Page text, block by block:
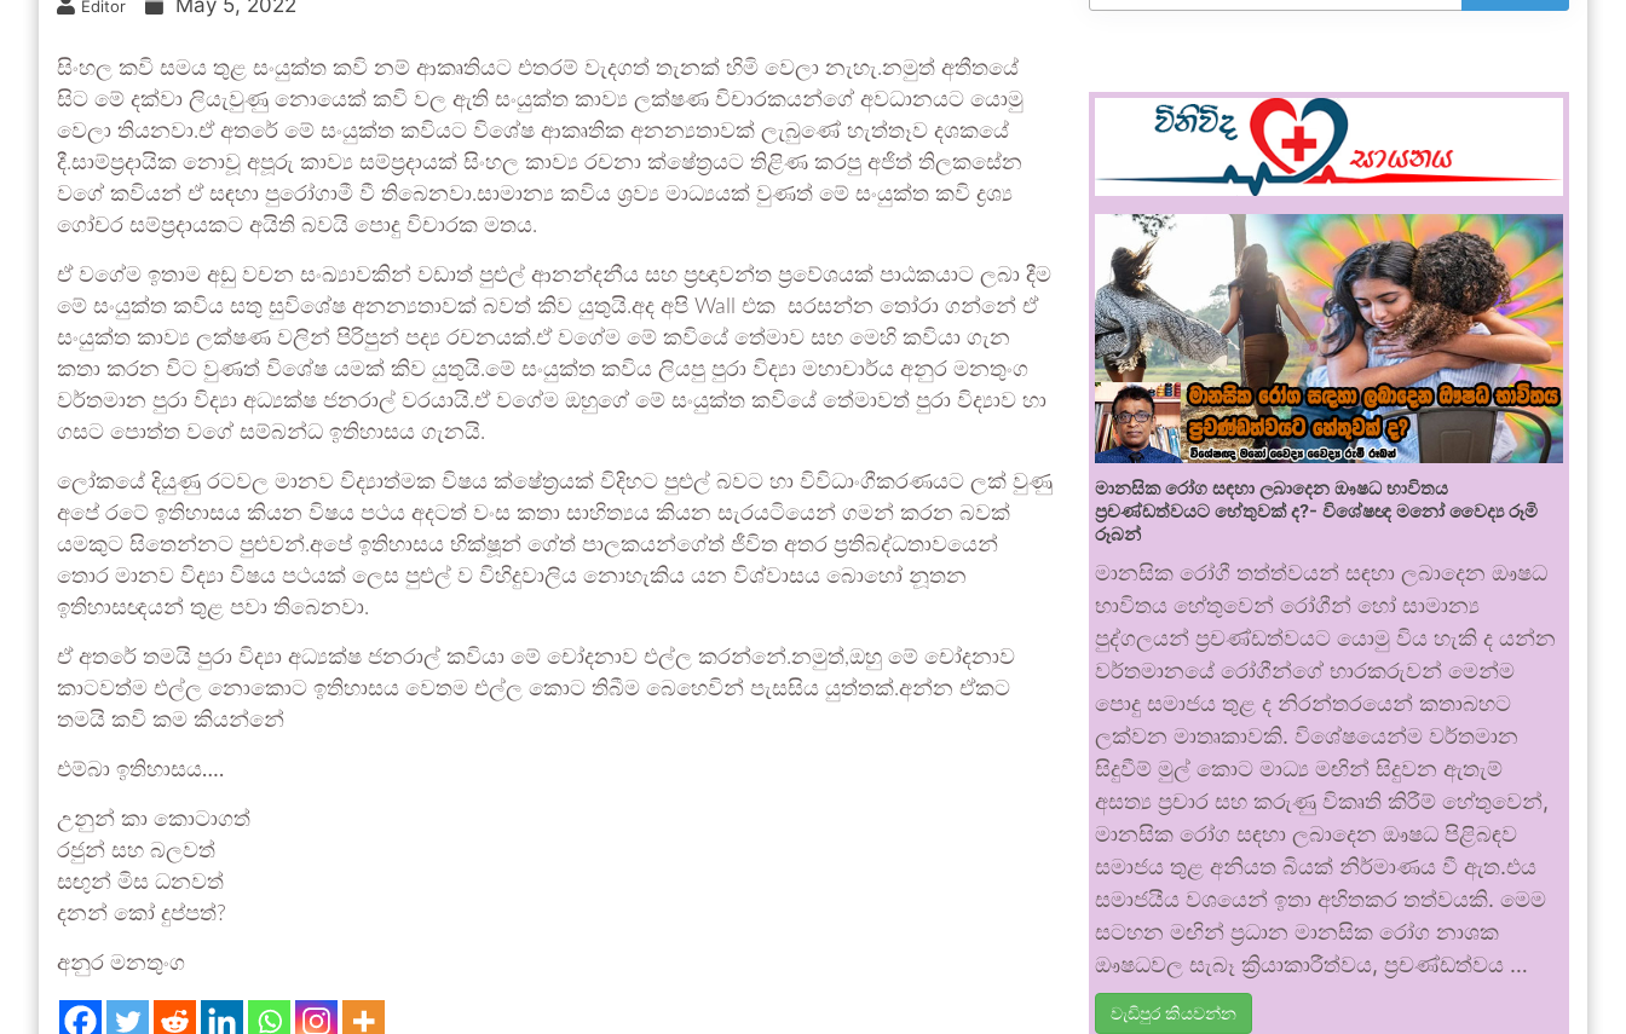
Editor May 5, 2022
සිංහල කවි සමය තුළ සංයුක්ත කවි නම් ආකෘතියට එතරම් වැදගත් තැනක් හිමි වෙලා නැහැ.නමුත් අතීතයේ
සිට මේ දක්වා ලියැවුණු නොයෙක් කවි වල ඇති සංයුක්ත කාව්‍ය ලක්ෂණ විචාරකයන්ගේ අවධානයට යොමු
වෙලා තියනවා.ඒ අතරේ මේ සංයුක්ත කවියට විශේෂ ආකෘතික අනන්‍යතාවක් ලැබුණේ හැත්තෑව දශකයේ
දී.සාම්ප්‍රදායික නොවූ අපූරු කාව්‍ය සම්ප්‍රදායක් සිංහල කාව්‍ය රචනා ක්ෂේත්‍රයට තිළිණ කරපු අජිත් තිලකසේන
වගේ කවියන් ඒ සඳහා පුරෝගාමී වී තිබෙනවා.සාමාන්‍ය කවිය ශ්‍රව්‍ය මාධ්‍යයක් වුණත් මේ සංයුක්ත කවි ද්‍රශ්‍ය
ගෝචර සම්ප්‍රදායකට අයිති බවයි පොදු විචාරක මතය.
ඒ වගේම ඉතාම අඩු වචන සංඛ්‍යාවකින් වඩාත් පුළුල් ආනන්දනීය සහ ප්‍රඥාවන්ත ප්‍රවේශයක් පාඨකයාට ලබා දීම
මේ සංයුක්ත කවිය සතු සුවිශේෂ අනන්‍යතාවක් බවත් කිව යුතුයි.අද අපි Wall එක සරසන්න තෝරා ගන්නේ ඒ
සංයුක්ත කාව්‍ය ලක්ෂණ වලින් පිරිපුන් පද්‍ය රචනයක්.ඒ වගේම මේ කවියේ තේමාව සහ මෙහි කවියා ගැන
කතා කරන විට වුණත් විශේෂ යමක් කිව යුතුයි.මේ සංයුක්ත කවිය ලියපු පුරා විද්‍යා මහාචාර්ය අනුර මනතුංග
වර්තමාන පුරා විද්‍යා අධ්‍යක්ෂ ජනරාල් වරයායි.ඒ වගේම ඔහුගේ මේ සංයුක්ත කවියේ තේමාවත් පුරා විද්‍යාව හා
ගසට පොත්ත වගේ සම්බන්ධ ඉතිහාසය ගැනයි.
ලෝකයේ දියුණු රටවල මානව විද්‍යාත්මක විෂය ක්ෂේත්‍රයක් විදිහට පුළුල් බවට හා විවිධාංගීකරණයට ලක් වුණු
අපේ රටේ ඉතිහාසය කියන විෂය පථය අදටත් වංස කතා සාහිත්‍යය කියන සැරයටියෙන් ගමන් කරන බවක්
යමකුට සිතෙන්නට පුළුවන්.අපේ ඉතිහාසය භික්ෂූන් ගේත් පාලකයන්ගේත් ජීවිත අතර ප්‍රතිබද්ධතාවයෙන්
තොර මානව විද්‍යා විෂය පථයක් ලෙස පුළුල් ව විහිදුවාලිය නොහැකිය යන විශ්වාසය බොහෝ නූතන
ඉතිහාසඥයන් තුළ පවා තිබෙනවා.
ඒ අතරේ තමයි පුරා විද්‍යා අධ්‍යක්ෂ ජනරාල් කවියා මේ චෝදනාව එල්ල කරන්නේ.නමුත්,ඔහු මේ චෝදනාව
කාටවත්ම එල්ල නොකොට ඉතිහාසය වෙතම එල්ල කොට තිබීම බෙහෙවින් පැසසිය යුත්තක්.අන්න ඒකට
තමයි කවි කම කියන්නේ
එම්බා ඉතිහාසය….
උනුන් කා කොටාගත්
රජුන් සහ බලවත්
සඟුන් මිස ධනවත්
දනන් කෝ දුප්පත්?
අනුර මනතුංග
මානසික රෝග සඳහා ලබාදෙන ඖෂධ භාවිතය
ප්‍රචණ්ඩත්වයට හේතුවක් ද?- විශේෂඥ මනෝ වෛද්‍ය රූමි
රූබන්
මානසික රෝගී තත්ත්වයන් සඳහා ලබාදෙන ඖෂධ
භාවිතය හේතුවෙන් රෝගීන් හෝ සාමාන්‍ය
පුද්ගලයන් ප්‍රචණ්ඩත්වයට යොමු විය හැකි ද යන්න
වර්තමානයේ රෝගීන්ගේ භාරකරුවන් මෙන්ම
පොදු සමාජය තුළ ද නිරන්තරයෙන් කතාබහට
ලක්වන මාතෘකාවකි. විශේෂයෙන්ම වර්තමාන
සිදුවීම් මුල් කොට මාධ්‍ය මඟින් සිදුවන ඇතැම්
අසත්‍ය ප්‍රචාර සහ කරුණු විකෘති කිරීම් හේතුවෙන්,
මානසික රෝග සඳහා ලබාදෙන ඖෂධ පිළිබඳව
සමාජය තුළ අනියත බියක් නිර්මාණය වී ඇත.එය
සමාජයීය වශයෙන් ඉතා අහිතකර තත්වයකි. මෙම
සටහන මඟින් ප්‍රධාන මානසික රෝග නාශක
ඖෂධවල සැබෑ ක්‍රියාකාරීත්වය, ප්‍රචණ්ඩත්වය …
වැඩිපුර කියවන්න